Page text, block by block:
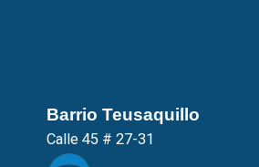
Barrio Teusaquillo
Calle 45 # 27-31